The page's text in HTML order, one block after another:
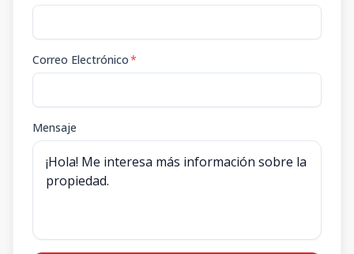
Correo Electrónico*
Mensaje